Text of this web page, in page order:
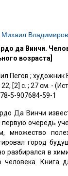
Михаил
да Винчи.
возраста]
Пегов ; художник
[2] с. ; 27 см. -
5-907684-59-1
Да Винчи
первую очередь
множество
город
разбирался в
человека.